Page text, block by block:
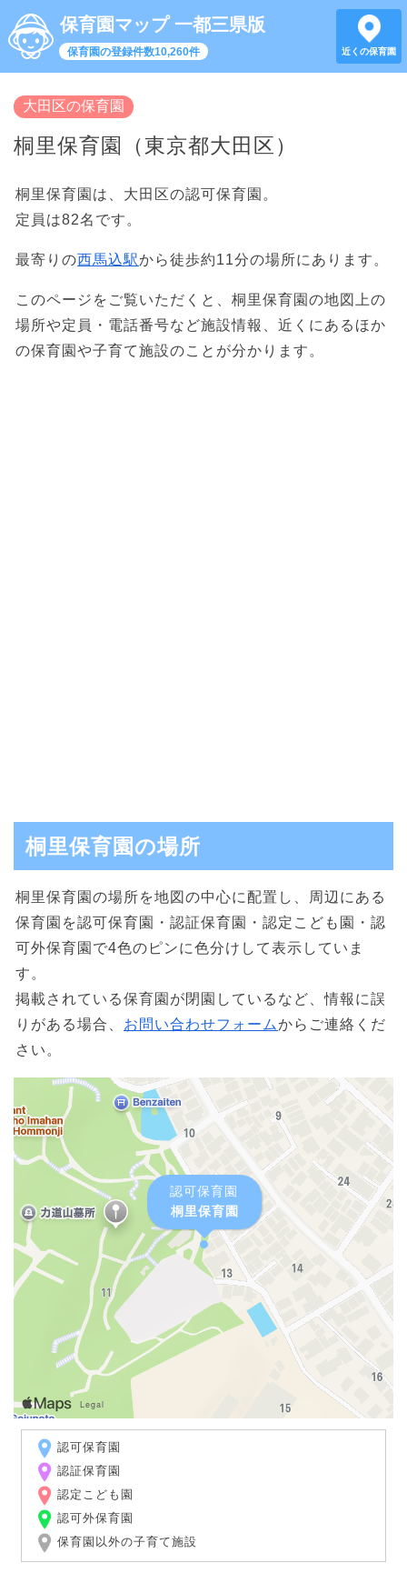
保育園マップ 一都三県版
保育園の登録件数10,260件 近くの保育園
大田区の保育園
桐里保育園（東京都大田区）
桐里保育園は、大田区の認可保育園。
定員は82名です。
最寄りの西馬込駅から徒歩約11分の場所にあります。
このページをご覧いただくと、桐里保育園の地図上の
場所や定員・電話番号など施設情報、近くにあるほか
の保育園や子育て施設のことが分かります。
桐里保育園の場所
桐里保育園の場所を地図の中心に配置し、周辺にある
保育園を認可保育園・認証保育園・認定こども園・認
可外保育園で4色のピンに色分けして表示していま
す。
掲載されている保育園が閉園しているなど、情報に誤
りがある場合、 お問い合わせフォームからご連絡くだ
さい。
認可保育園
桐里保育園
認可保育園
認証保育園
認定こども園
認可外保育園
保育園以外の子育て施設